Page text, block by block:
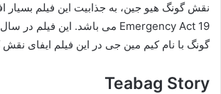
نقش گونگ هیو جین، به جذابیت این فیلم بسیار
گونگ با نام کیم مین جی در این فیلم ایفای نقش
Teabag Story